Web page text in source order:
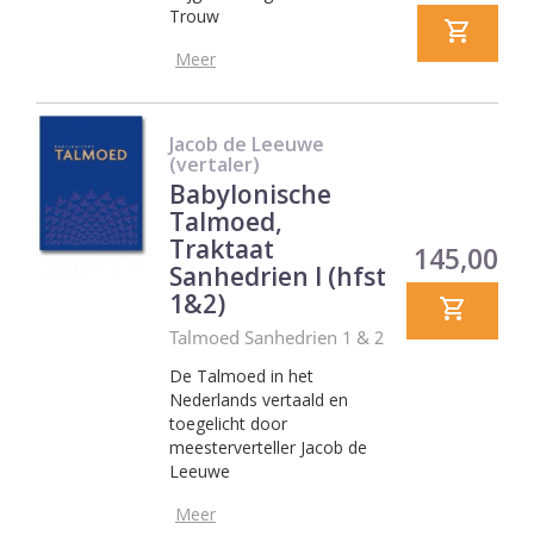
Trouw
Meer
Jacob de Leeuwe
(vertaler)
Babylonische
Talmoed,
Traktaat
Sanhedrien I (hfst
1&2)
Talmoed Sanhedrien 1 & 2
De Talmoed in het
Nederlands vertaald en
toegelicht door
meesterverteller Jacob de
Leeuwe
Meer
Prijs
145,00